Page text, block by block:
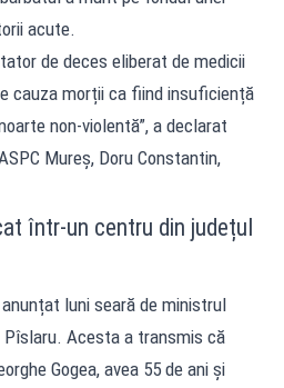
acute.
de deces eliberat de medicii
cauza morții ca fiind insuficiență
non-violentă”, a declarat
Mureș, Doru Constantin,
într-un centru din județul
luni seară de ministrul
Pîslaru. Acesta a transmis că
Gogea, avea 55 de ani și